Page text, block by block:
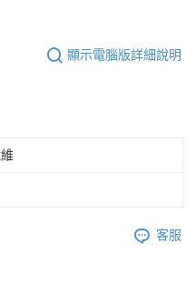
顯示電腦版詳細說明
客服